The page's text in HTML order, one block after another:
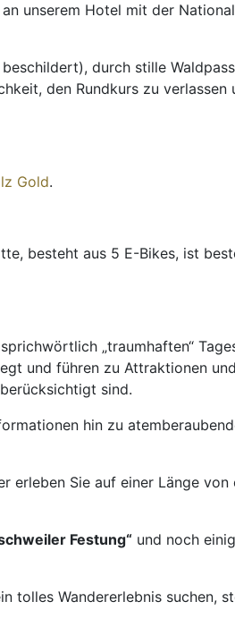
unserem Hotel mit der
durch stille
den Rundkurs zu verlassen
Gold.
besteht aus 5 E-Bikes, ist
„traumhaften“
und führen zu Attraktionen
sind.
hin zu
Sie auf einer Länge von
Festung“ und noch
tolles Wandererlebnis suchen,